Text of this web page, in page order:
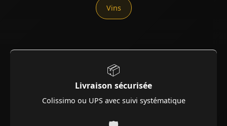
Vins
📦
Livraison sécurisée
Colissimo ou UPS avec suivi systématique